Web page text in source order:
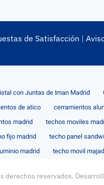
de Satisfacción |
con Juntas de Iman Madrid
de atico cerramientos
madrid techos moviles
fijo madrid techo panel
madrid techo movil
derechos reservados.